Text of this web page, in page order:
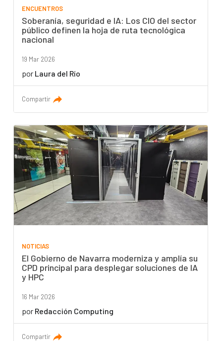
ENCUENTROS
Soberanía, seguridad e IA: Los CIO del sector
público definen la hoja de ruta tecnológica
nacional
19 Mar 2026
por Laura del Río
Compartir
NOTICIAS
El Gobierno de Navarra moderniza y amplía su
CPD principal para desplegar soluciones de IA
y HPC
16 Mar 2026
por Redacción Computing
Compartir